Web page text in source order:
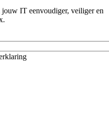
IT eenvoudiger, veiliger en